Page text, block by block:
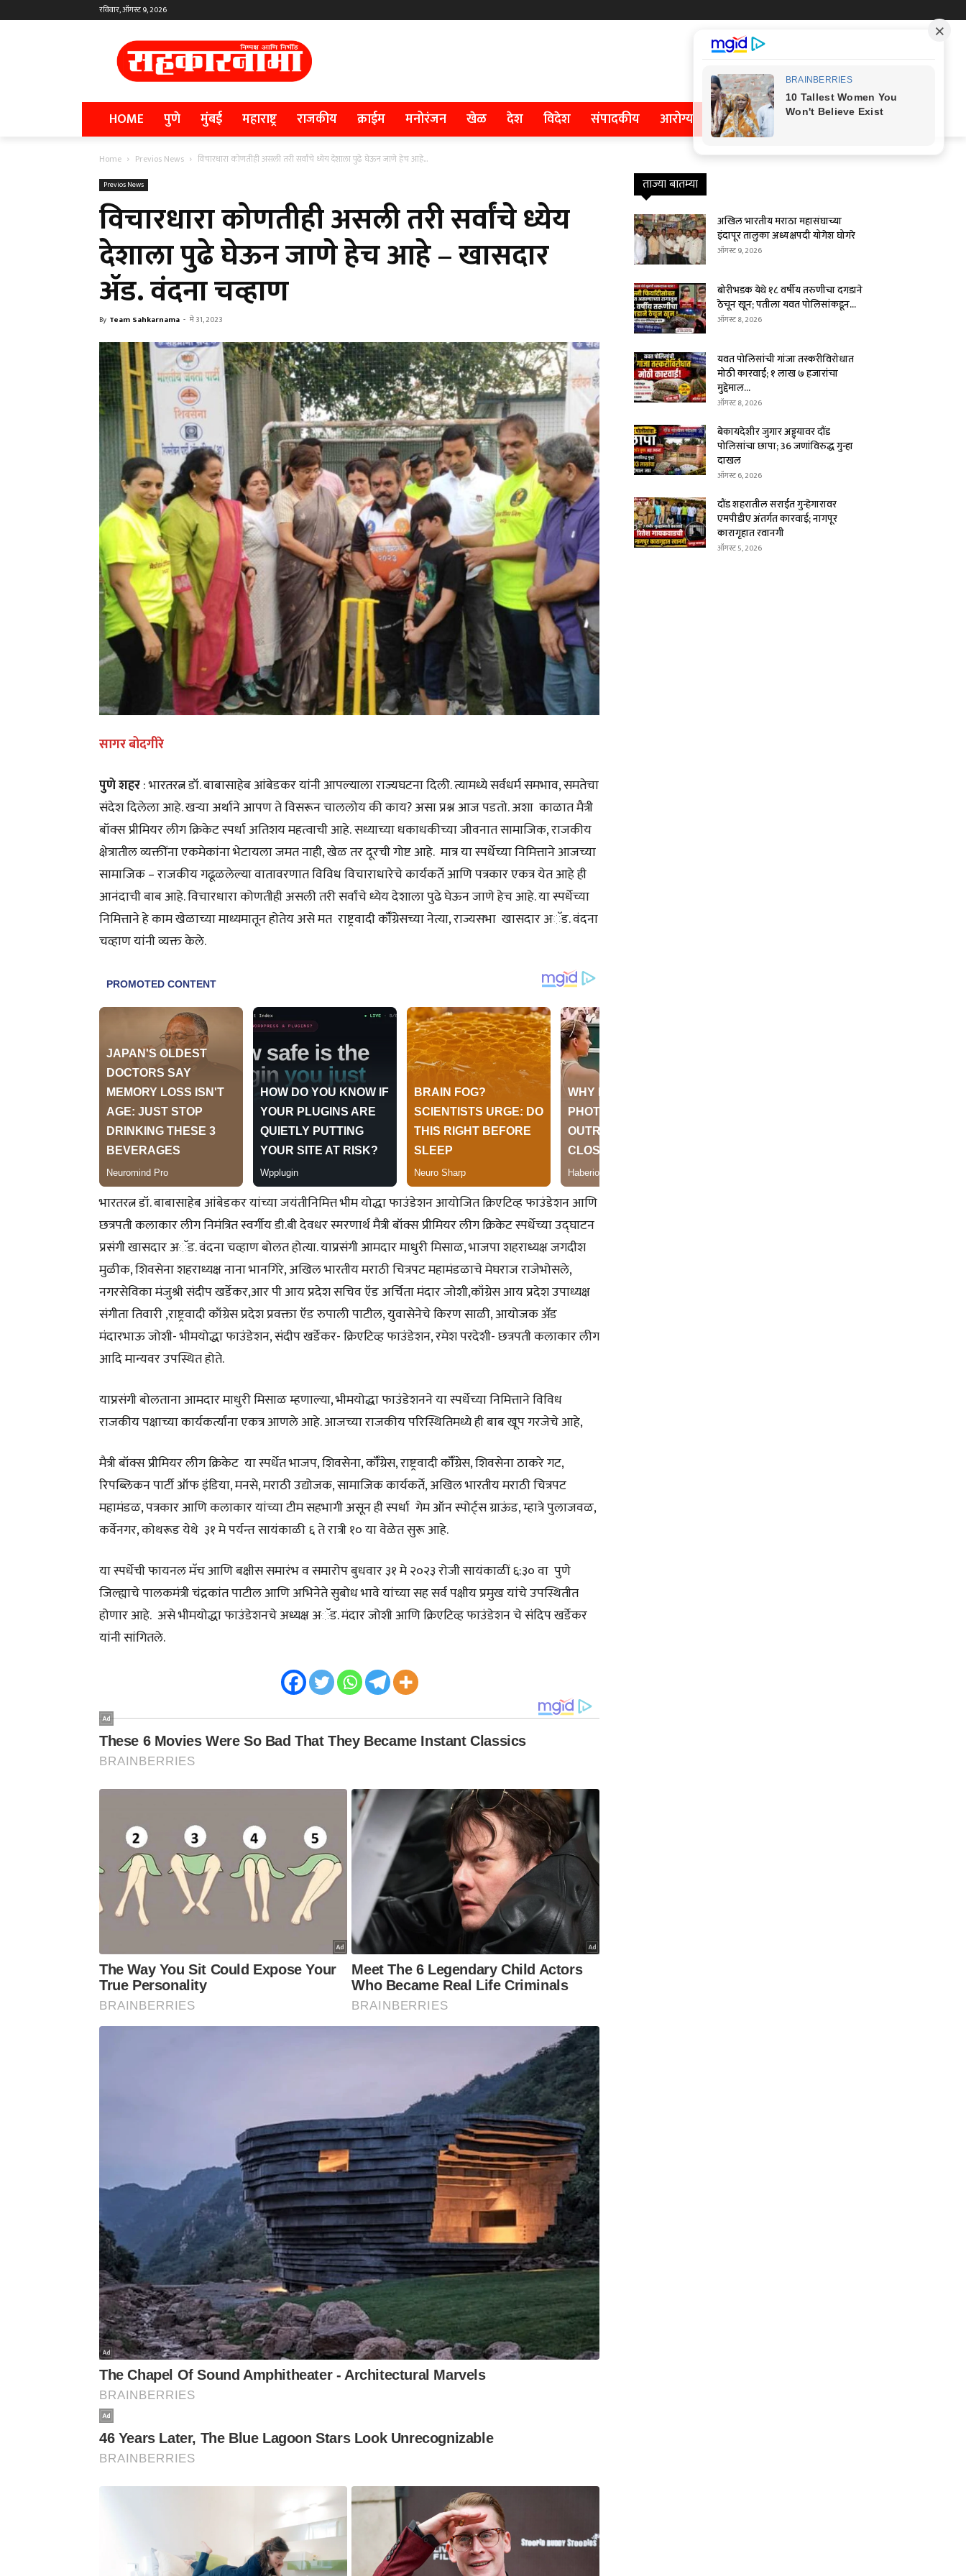
रविवार, ऑगस्ट 9, 2026
HOME पुणे मुंबई महाराष्ट्र राजकीय क्राईम मनोरंजन खेळ देश विदेश संपादकीय आरोग्य
Home Previos News विचारधारा कोणतीही असली तरी सर्वांचे ध्येय देशाला पुढे घेऊन जाणे हेच आहे...
Previos News
विचारधारा कोणतीही असली तरी सर्वांचे ध्येय
देशाला पुढे घेऊन जाणे हेच आहे – खासदार
ॲड. वंदना चव्हाण
By Team Sahkarnama - मे 31, 2023
सागर बोदगीरे
पुणेशहर: भारतरत्न डॉ. बाबासाहेब आंबेडकर यांनी आपल्याला राज्यघटना दिली. त्यामध्ये सर्वधर्म समभाव, समतेचा
संदेश दिलेला आहे. खऱ्या अर्थाने आपण ते विसरून चाललोय की काय? असा प्रश्न आज पडतो. अशा काळात मैत्री
बॉक्स प्रीमियर लीग क्रिकेट स्पर्धा अतिशय महत्वाची आहे. सध्याच्या धकाधकीच्या जीवनात सामाजिक, राजकीय
क्षेत्रातील व्यक्तींना एकमेकांना भेटायला जमत नाही, खेळ तर दूरची गोष्ट आहे. मात्र या स्पर्धेच्या निमित्ताने आजच्या
सामाजिक – राजकीय गढूळलेल्या वातावरणात विविध विचाराधारेचे कार्यकर्ते आणि पत्रकार एकत्र येत आहे ही
आनंदाची बाब आहे. विचारधारा कोणतीही असली तरी सर्वांचे ध्येय देशाला पुढे घेऊन जाणे हेच आहे. या स्पर्धेच्या
निमित्ताने हे काम खेळाच्या माध्यमातून होतेय असे मत राष्ट्रवादी कॉँग्रेसच्या नेत्या, राज्यसभा खासदार अॅड. वंदना
चव्हाण यांनी व्यक्त केले.
भारतरत्न डॉ. बाबासाहेब आंबेडकर यांच्या जयंतीनिमित्त भीम योद्धा फाउंडेशन आयोजित क्रिएटिव्ह फाउंडेशन आणि
छत्रपती कलाकार लीग निमंत्रित स्वर्गीय डी.बी देवधर स्मरणार्थ मैत्री बॉक्स प्रीमियर लीग क्रिकेट स्पर्धेच्या उद्घाटन
प्रसंगी खासदार अॅड. वंदना चव्हाण बोलत होत्या. याप्रसंगी आमदार माधुरी मिसाळ, भाजपा शहराध्यक्ष जगदीश
मुळीक, शिवसेना शहराध्यक्ष नाना भानगिरे, अखिल भारतीय मराठी चित्रपट महामंडळाचे मेघराज राजेभोसले,
नगरसेविका मंजुश्री संदीप खर्डेकर,आर पी आय प्रदेश सचिव ऍड अर्चिता मंदार जोशी,काँग्रेस आय प्रदेश उपाध्यक्ष
संगीता तिवारी ,राष्ट्रवादी काँग्रेस प्रदेश प्रवक्ता ऍड रुपाली पाटील, युवासेनेचे किरण साळी, आयोजक ॲड
मंदारभाऊ जोशी- भीमयोद्धा फाउंडेशन, संदीप खर्डेकर- क्रिएटिव्ह फाउंडेशन, रमेश परदेशी- छत्रपती कलाकार लीग
आदि मान्यवर उपस्थित होते.
याप्रसंगी बोलताना आमदार माधुरी मिसाळ म्हणाल्या, भीमयोद्धा फाउंडेशनने या स्पर्धेच्या निमित्ताने विविध
राजकीय पक्षाच्या कार्यकर्त्यांना एकत्र आणले आहे. आजच्या राजकीय परिस्थितिमध्ये ही बाब खूप गरजेचे आहे,
मैत्री बॉक्स प्रीमियर लीग क्रिकेट या स्पर्धेत भाजप, शिवसेना, कॉँग्रेस, राष्ट्रवादी कॉँग्रेस, शिवसेना ठाकरे गट,
रिपब्लिकन पार्टी ऑफ इंडिया, मनसे, मराठी उद्योजक, सामाजिक कार्यकर्ते, अखिल भारतीय मराठी चित्रपट
महामंडळ, पत्रकार आणि कलाकार यांच्या टीम सहभागी असून ही स्पर्धा गेम ऑन स्पोर्ट्स ग्राऊंड, म्हात्रे पुलाजवळ,
कर्वेनगर, कोथरूड येथे ३१ मे पर्यन्त सायंकाळी ६ ते रात्री १० या वेळेत सुरू आहे.
या स्पर्धेची फायनल मॅच आणि बक्षीस समारंभ व समारोप बुधवार ३१ मे २०२३ रोजी सायंकाळीं ६:३० वा पुणे
जिल्ह्याचे पालकमंत्री चंद्रकांत पाटील आणि अभिनेते सुबोध भावे यांच्या सह सर्व पक्षीय प्रमुख यांचे उपस्थितीत
होणार आहे. असे भीमयोद्धा फाउंडेशनचे अध्यक्ष अॅड. मंदार जोशी आणि क्रिएटिव्ह फाउंडेशन चे संदिप खर्डेकर
यांनी सांगितले.
ताज्या बातम्या
अखिल भारतीय मराठा महासंघाच्या
इंदापूर तालुका अध्यक्षपदी योगेश घोगरे
ऑगस्ट 9, 2026
बोरीभडक येथे १८ वर्षीय तरुणीचा दगडाने
ठेचून खून; पतीला यवत पोलिसांकडून...
ऑगस्ट 8, 2026
यवत पोलिसांची गांजा तस्करीविरोधात
मोठी कारवाई; १ लाख ७ हजारांचा
मुद्देमाल...
ऑगस्ट 8, 2026
बेकायदेशीर जुगार अड्ड्यावर दौंड
पोलिसांचा छापा; 36 जणांविरुद्ध गुन्हा
दाखल
ऑगस्ट 6, 2026
दौंड शहरातील सराईत गुन्हेगारावर
एमपीडीए अंतर्गत कारवाई; नागपूर
कारागृहात रवानगी
ऑगस्ट 5, 2026